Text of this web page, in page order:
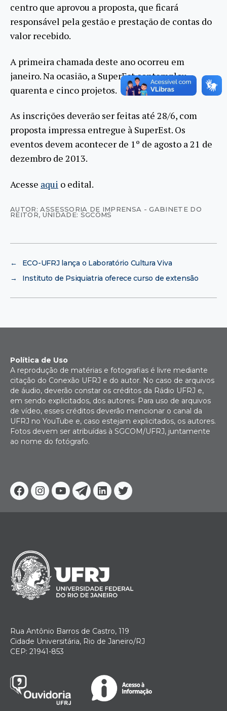
centro que aprovou a proposta, que ficará
responsável pela gestão e prestação de contas do
valor recebido.
A primeira chamada deste ano ocorreu em
janeiro. Na ocasião, a SuperEst contemplou
quarenta e cinco projetos.
As inscrições deverão ser feitas até 28/6, com
proposta impressa entregue à SuperEst. Os
eventos devem acontecer de 1º de agosto a 21 de
dezembro de 2013.
Acesse aqui o edital.
AUTOR: ASSESSORIA DE IMPRENSA - GABINETE DO
REITOR,UNIDADE: SGCOMS
←
ECO-UFRJ lança o Laboratório Cultura Viva
→
Instituto de Psiquiatria oferece curso de extensão
Facebook
Instagram
YoutubeTelegram
Linkedin
Twitter
Política de Uso
A reprodução de matérias e fotografias é livre mediante
citação do Conexão UFRJ e do autor. No caso de arquivos
de áudio, deverão constar os créditos da Rádio UFRJ e,
em sendo explicitados, dos autores. Para uso de arquivos
de vídeo, esses créditos deverão mencionar o canal da
UFRJ no YouTube e, caso estejam explicitados, os autores.
Fotos devem ser atribuídas à SGCOM/UFRJ, juntamente
ao nome do fotógrafo.
Rua Antônio Barros de Castro, 119
Cidade Universitária, Rio de Janeiro/RJ
CEP: 21941-853